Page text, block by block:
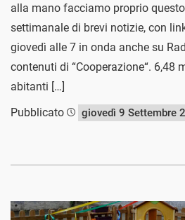
alla mano facciamo proprio
settimanale di brevi notizie, con
giovedì alle 7 in onda anche su
contenuti di “Cooperazione“. 6,48
abitanti […]
Pubblicato
giovedì 9 Settembre